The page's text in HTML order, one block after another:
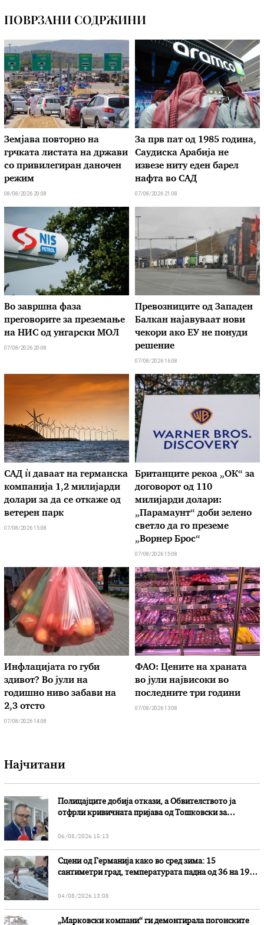
ПОВРЗАНИ СОДРЖИНИ
Земјава повторно на
грчката листата на држави
со привилегиран даночен
режим
08/08/2026 20:08
За прв пат од 1985 година,
Саудиска Арабија не
извезе ниту еден барел
нафта во САД
07/08/2026 21:08
Во завршна фаза
преговорите за преземање
на НИС од унгарски МОЛ
07/08/2026 20:08
Превозниците од Западен
Балкан најавуваат нови
чекори ако ЕУ не понуди
решение
07/08/2026 16:08
САД ѝ даваат на германска
компанија 1,2 милијарди
долари за да се откаже од
ветерен парк
07/08/2026 15:08
Британците рекоа „ОК“ за
договорот од 110
милијарди долари:
„Парамаунт“ доби зелено
светло да го преземе
„Ворнер Брос“
07/08/2026 15:08
Инфлацијата го губи
здивот? Во јули на
годишно ниво забави на
2,3 отсто
07/08/2026 14:08
ФАО: Цените на храната
во јули највисоки во
последните три години
07/08/2026 13:08
Најчитани
Полицајците добија откази, а Обвителството ја
отфрли кривичната пријава од Тошковски за
06/08/2026 15:13
Сцени од Германија како во сред зима: 15
сантиметри град, температурата падна од 36 на 19
04/08/2026 13:08
„Марковски компани“ ги демонтирала погонските